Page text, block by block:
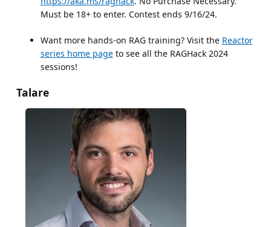
Must be 18+ to enter. Contest ends 9/16/24.
Want more hands-on RAG training? Visit the Reactor
series home pageto see all the RAGHack 2024
sessions!
Talare